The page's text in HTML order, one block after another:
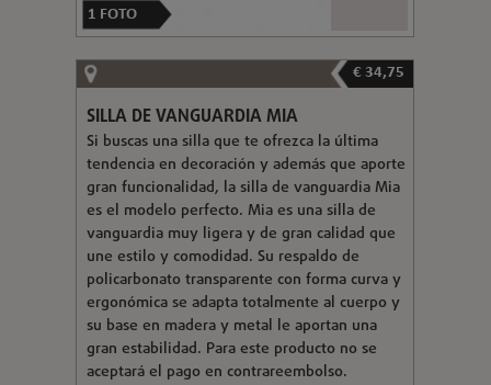
1 FOTO
€ 34,75
SILLA DE VANGUARDIA MIA
Si buscas una silla que te ofrezca la última
tendencia en decoración y además que aporte
gran funcionalidad, la silla de vanguardia Mia
es el modelo perfecto. Mia es una silla de
vanguardia muy ligera y de gran calidad que
une estilo y comodidad. Su respaldo de
policarbonato transparente con forma curva y
ergonómica se adapta totalmente al cuerpo y
su base en madera y metal le aportan una
gran estabilidad. Para este producto no se
aceptará el pago en contrareembolso.